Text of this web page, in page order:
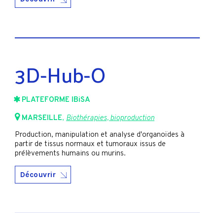
3D-Hub-O
PLATEFORME IBiSA
MARSEILLE, Biothérapies, bioproduction
Production, manipulation et analyse d'organoïdes à
partir de tissus normaux et tumoraux issus de
prélèvements humains ou murins.
Découvrir